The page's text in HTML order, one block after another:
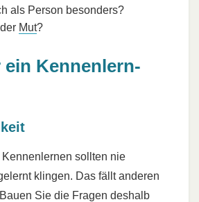
als Person besonders?
Mut?
Kennenlern-
Kennenlernen sollten nie
klingen. Das fällt anderen
Sie die Fragen deshalb